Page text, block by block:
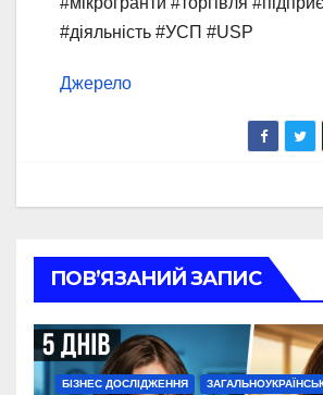
#діяльність #УСП #USP
Джерело
ПОВ’ЯЗАНИЙ ЗАПИС
БІЗНЕС ДОСЛІДЖЕННЯ